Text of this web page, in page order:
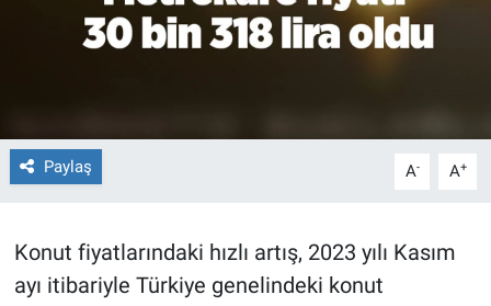
Paylaş A- A+
Konut fiyatlarındaki hızlı artış, 2023 yılı Kasım
ayı itibariyle Türkiye genelindeki konut
Bilim, Teknoloji
HABERDE İNSAN
BİLİM VE TEKNOLOJİ